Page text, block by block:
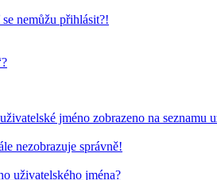
nemůžu přihlásit?!
jméno zobrazeno na seznamu
nezobrazuje správně!
uživatelského jména?